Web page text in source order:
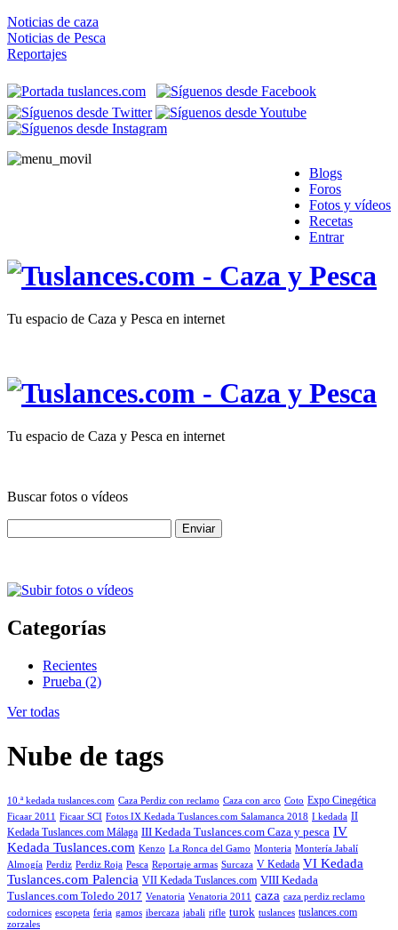
Noticias de caza
Noticias de Pesca
Reportajes
Blogs
Foros
Fotos y vídeos
Recetas
Entrar
Tu espacio de Caza y Pesca en internet
Tu espacio de Caza y Pesca en internet
Buscar fotos o vídeos
Categorías
Recientes
Prueba (2)
Ver todas
Nube de tags
10.ª kedada tuslances.com Caza Perdiz con reclamo Caza con arco Coto Expo Cinegética
Ficaar 2011 Ficaar SCI Fotos IX Kedada Tuslances.com Salamanca 2018 I kedada II
Kedada Tuslances.com Málaga III Kedada Tuslances.com Caza y pesca IV
Kedada Tuslances.com Kenzo La Ronca del Gamo Monteria Montería Jabalí
Almogía Perdiz Perdiz Roja Pesca Reportaje armas Surcaza V Kedada VI Kedada
Tuslances.com Palencia VII Kedada Tuslances.com VIII Kedada
Tuslances.com Toledo 2017 Venatoria Venatoria 2011 caza caza perdiz reclamo
codornices escopeta feria gamos ibercaza jabali rifle turok tuslances tuslances.com
zorzales